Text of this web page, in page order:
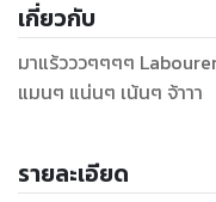
เกี่ยวกับ
มาแร้วววๆๆๆๆ
แมนๆ แน่นๆ เน้นๆ จ้าาา
รายละเอียด